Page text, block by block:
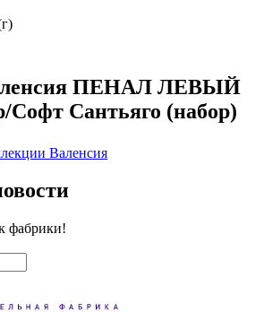
ПЕНАЛ ЛЕВЫЙ
Софт Сантьяго (набор)
Валенсия
фабрики!